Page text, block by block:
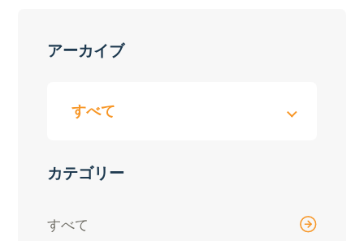
アーカイブ
カテゴリー
すべて